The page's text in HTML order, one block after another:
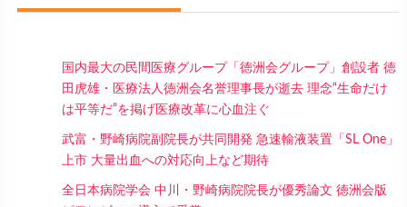
国内最大の民間医療グループ「徳洲会グループ」創設者 徳
田虎雄・医療法人徳洲会名誉理事長が逝去 理念“生命だけ
は平等だ”を掲げ医療改革に心血注ぐ
武富・野崎病院副院長が共同開発 急速輸液装置「SL One」
上市 大量出血への対応向上など期待
全日本病院学会 中川・野崎病院院長が優秀論文 徳洲会版